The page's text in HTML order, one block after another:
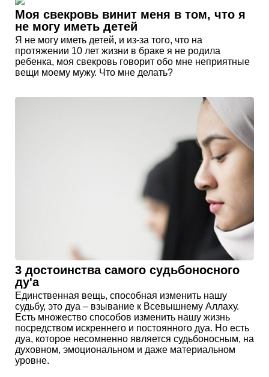
Моя свекровь винит меня в том, что я
не могу иметь детей
Я не могу иметь детей, и из-за того, что на
протяжении 10 лет жизни в браке я не родила
ребенка, моя свекровь говорит обо мне неприятные
вещи моему мужу. Что мне делать?
3 достоинства самого судьбоносного
ду'а
Единственная вещь, способная изменить нашу
судьбу, это дуа – взывание к Всевышнему Аллаху.
Есть множество способов изменить нашу жизнь
посредством искреннего и постоянного дуа. Но есть
дуа, которое несомненно является судьбоносным, на
духовном, эмоциональном и даже материальном
уровне.